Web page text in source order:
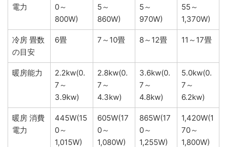
電力
0～
800W)
5～
860W)
5～
970W)
55～
1,370W)
冷房 畳数
の目安
6畳 7～10畳 8～12畳 11～17畳
暖房能力
2.2kw(0.
7～
3.9kw)
2.8kw(0.
7～
4.3kw)
3.6kw(0.
7～
4.8kw)
5.0kw(0.
7～
6.2kw)
暖房 消費
電力
445W(15
0～
1,015W)
605W(17
0～
1,080W)
865W(17
0～
1,255W)
1,420W(1
70～
1,800W)